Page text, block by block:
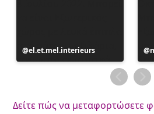
Η
ανάρτηση
el.et.mel.interieurs
Δείτε πώς να μεταφορτώσετε